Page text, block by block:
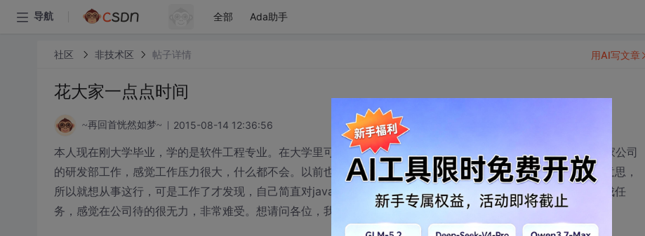
导航 全部 Ada助手
社区 非技术区 帖子详情
花大家一点点时间
~再回首恍然如梦~ 2015-08-14 12:36:56
本人现在刚大学毕业，学的是软件工程专业。在大学里可以说不是那种乖孩子，所以专业知识很差劲，现在在一家公司
的研发部工作，感觉工作压力很大，什么都不会。以前也没什么项目经验，也没培训过，只是感觉java开发有点意思，
所以就想从事这行，可是工作了才发现，自己简直对java开发一无所知，公司给我的项目看不明白，不能按时完成任
务，感觉在公司待的很无力，非常难受。想请问各位，我还有继续在这个公司待下去的必要吗。
用AI写文章